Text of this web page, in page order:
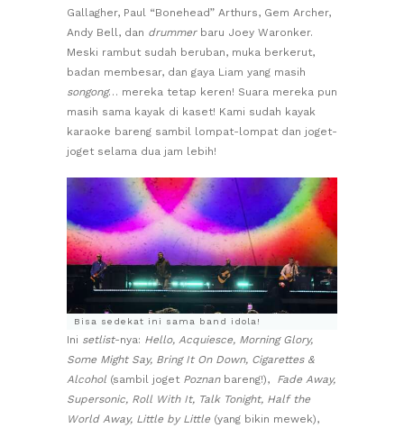
Gallagher, Paul “Bonehead” Arthurs, Gem Archer,
Andy Bell, dan drummer baru Joey Waronker.
Meski rambut sudah beruban, muka berkerut,
badan membesar, dan gaya Liam yang masih
songong… mereka tetap keren! Suara mereka pun
masih sama kayak di kaset! Kami sudah kayak
karaoke bareng sambil lompat-lompat dan joget-
joget selama dua jam lebih!
Bisa sedekat ini sama band idola!
Ini setlist-nya: Hello, Acquiesce, Morning Glory,
Some Might Say, Bring It On Down, Cigarettes &
Alcohol (sambil joget Poznanbareng!), Fade Away,
Supersonic, Roll With It, Talk Tonight, Half the
World Away, Little by Little (yang bikin mewek),